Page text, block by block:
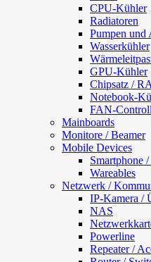
CPU-Kühler
Radiatoren
Pumpen und
Wasserkühler
GPU-Kühler
Chipsatz /
Notebook-
FAN-
Mainboards
Monitore / Beamer
Mobile Devices
Smartphone
Wareables
Netzwerk /
IP-Kamera /
NAS
Powerline
Repeater /